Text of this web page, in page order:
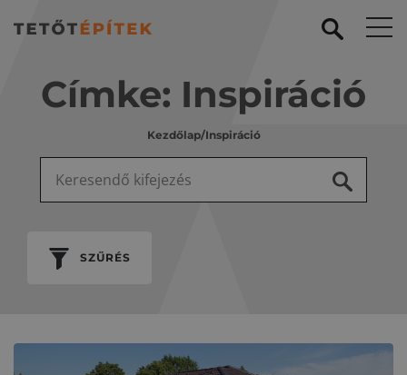
Címke: Inspiráció
Kezdőlap/Inspiráció
SZŰRÉS